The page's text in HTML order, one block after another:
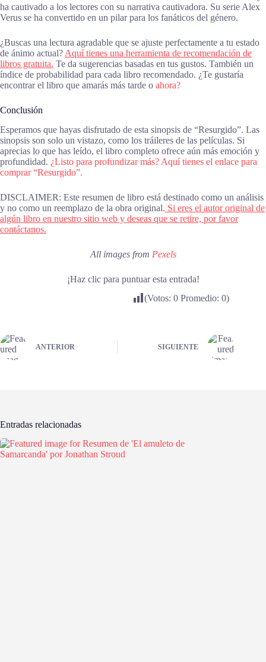
ha cautivado a los lectores con su narrativa cautivadora. Su serie Alex
Verus se ha convertido en un pilar para los fanáticos del género.
¿Buscas una lectura agradable que se ajuste perfectamente a tu estado
de ánimo actual? Aquí tienes una herramienta de recomendación de
libros gratuita. Te da sugerencias basadas en tus gustos. También un
índice de probabilidad para cada libro recomendado. ¿Te gustaría
encontrar el libro que amarás más tarde o ahora?
Conclusión
Esperamos que hayas disfrutado de esta sinopsis de “Resurgido”. Las
sinopsis son solo un vistazo, como los tráileres de las películas. Si
aprecias lo que has leído, el libro completo ofrece aún más emoción y
profundidad. ¿Listo para profundizar más? Aquí tienes el enlace para
comprar “Resurgido”.
DISCLAIMER: Este resumen de libro está destinado como un análisis
y no como un reemplazo de la obra original. Si eres el autor original de
algún libro en nuestro sitio web y deseas que se retire, por favor
contáctanos.
All images from Pexels
¡Haz clic para puntuar esta entrada!
(Votos: 0Promedio: 0)
ANTERIOR SIGUIENTE
Entradas relacionadas